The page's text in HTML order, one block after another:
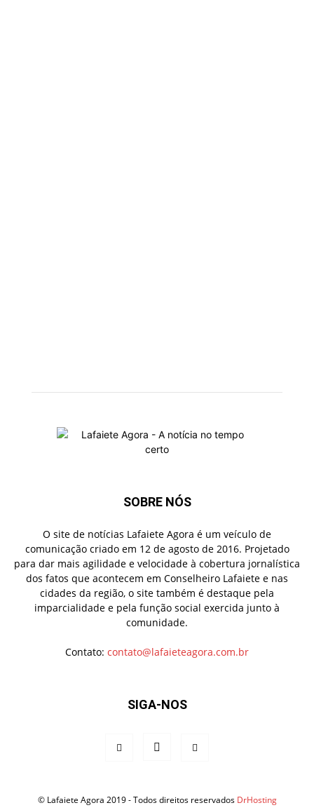
SOBRE NÓS
O site de notícias Lafaiete Agora é um veículo de
comunicação criado em 12 de agosto de 2016. Projetado
para dar mais agilidade e velocidade à cobertura jornalística
dos fatos que acontecem em Conselheiro Lafaiete e nas
cidades da região, o site também é destaque pela
imparcialidade e pela função social exercida junto à
comunidade.
Contato: contato@lafaieteagora.com.br
SIGA-NOS
© Lafaiete Agora 2019 - Todos direitos reservados DrHosting